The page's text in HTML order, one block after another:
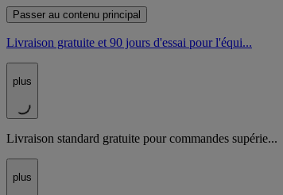
Passer au contenu principal
Livraison gratuite et 90 jours d'essai pour l'équi...
plus
Livraison standard gratuite pour commandes supérie...
plus